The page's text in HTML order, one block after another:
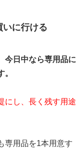
いに行ける
今日中なら専用品に
にし、長く残す用途
専用品を1本用意す